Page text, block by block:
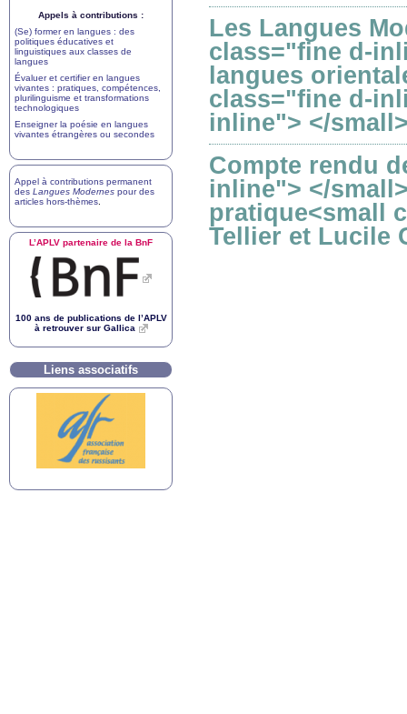
Les Langues
class="fine d-
langues
class="fine d-
inline"> </
Compte rendu
inline"> </
pratique<small
Tellier et Lucile
Appels à contributions :
(Se) former en langues : des
politiques éducatives et
linguistiques aux classes de
langues
Évaluer et certifier en langues
vivantes : pratiques, compétences,
plurilinguisme et transformations
technologiques
Enseigner la poésie en langues
vivantes étrangères ou secondes
Appel à contributions permanent
des Langues Modernes pour des
articles hors-thèmes
L’APLV partenaire de la BnF
100 ans de publications de l’APLV
à retrouver sur Gallica
Liens associatifs